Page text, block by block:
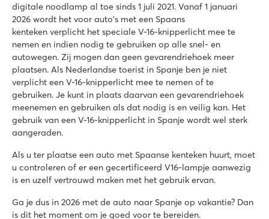
digitale noodlamp al toe sinds 1 juli 2021. Vanaf 1 januari
2026 wordt het voor auto's met een Spaans
kenteken verplicht het speciale V-16-knipperlicht mee te
nemen en indien nodig te gebruiken op alle snel- en
autowegen. Zij mogen dan geen gevarendriehoek meer
plaatsen. Als Nederlandse toerist in Spanje ben je niet
verplicht een V-16-knipperlicht mee te nemen of te
gebruiken. Je kunt in plaats daarvan een gevarendriehoek
meenemen en gebruiken als dat nodig is en veilig kan. Het
gebruik van een V-16-knipperlicht in Spanje wordt wel sterk
aangeraden.
Als u ter plaatse een auto met Spaanse kenteken huurt, moet
u controleren of er een gecertificeerd V16-lampje aanwezig
is en uzelf vertrouwd maken met het gebruik ervan.
Ga je dus in 2026 met de auto naar Spanje op vakantie? Dan
is dit het moment om je goed voor te bereiden.